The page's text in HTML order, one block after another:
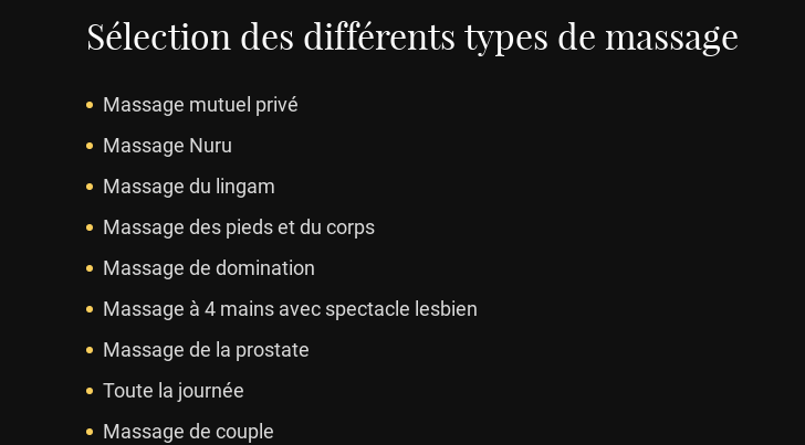
Sélection des différents types de massage
Massage mutuel privé
Massage Nuru
Massage du lingam
Massage des pieds et du corps
Massage de domination
Massage à 4 mains avec spectacle lesbien
Massage de la prostate
Toute la journée
Massage de couple